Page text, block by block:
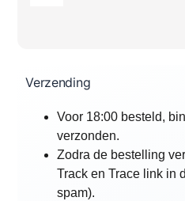
Verzending
Voor 18:00 besteld,
verzonden.
Zodra de bestelling
Track en Trace link in
spam).